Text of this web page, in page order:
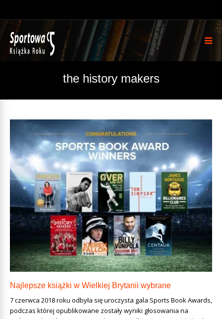
the history makers
Najlepsze książki w Wielkiej Brytanii wybrane
7 czerwca 2018 roku odbyła się uroczysta gala Sports Book Awards,
podczas której opublikowane zostały wyniki głosowania na